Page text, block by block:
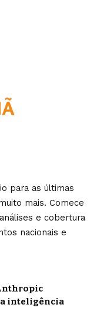
para as últimas
mais. Comece
e cobertura
nacionais e
inteligência